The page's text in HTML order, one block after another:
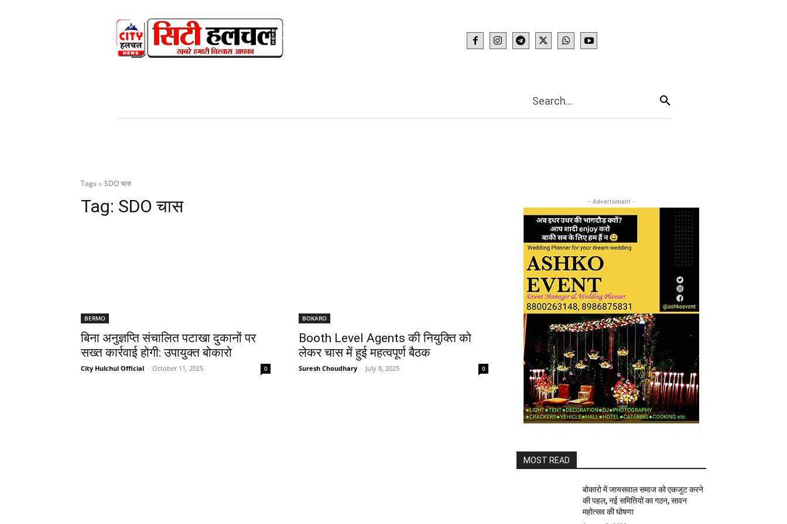
WEB STORIES More
Search...
Tags SDO चास
Tag: SDO चास
BERMO
बिना अनुज्ञप्ति संचालित पटाखा दुकानों पर
सख्त कार्रवाई होगी: उपायुक्त बोकारो
City Hulchul Official - October 11, 2025 0
BOKARO
Booth Level Agents की नियुक्ति को
लेकर चास में हुई महत्वपूर्ण बैठक
Suresh Choudhary - July 8, 2025 0
- Advertisment -
MOST READ
बोकारो में जायसवाल समाज को एकजुट करने
की पहल, नई समितियों का गठन, सावन
महोत्सव की घोषणा